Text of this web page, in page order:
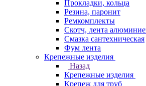
Прокладки, кольца
Резина, паронит
Ремкомплекты
Скотч, лента
Смазка сантехническая
Фум лента
Крепежные изделия
Назад
Крепежные изделия
Крепеж для труб